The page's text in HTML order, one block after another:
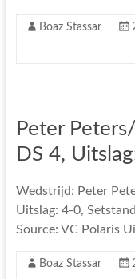
Boaz Stassar
Peter
DS 4,
Wedstrijd: Peter
Uitslag: 4-0,
Source: VC Polaris
Boaz Stassar